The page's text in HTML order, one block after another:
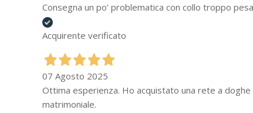
Consegna un po' problematica con collo troppo
Acquirente verificato
07 Agosto 2025
Ottima esperienza. Ho acquistato una rete a
matrimoniale.